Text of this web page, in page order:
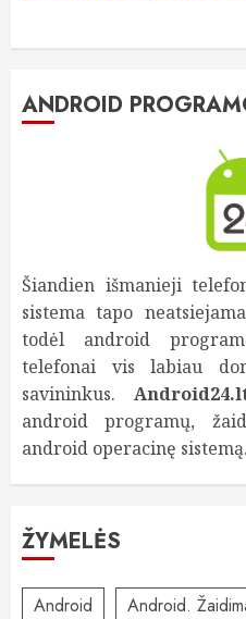
ANDROID
Šiandien išmanieji
sistema tapo
todėl android
telefonai vis labiau
savininkus.
android programų,
android operacinę sistemą.
ŽYMELĖS
Android Android.